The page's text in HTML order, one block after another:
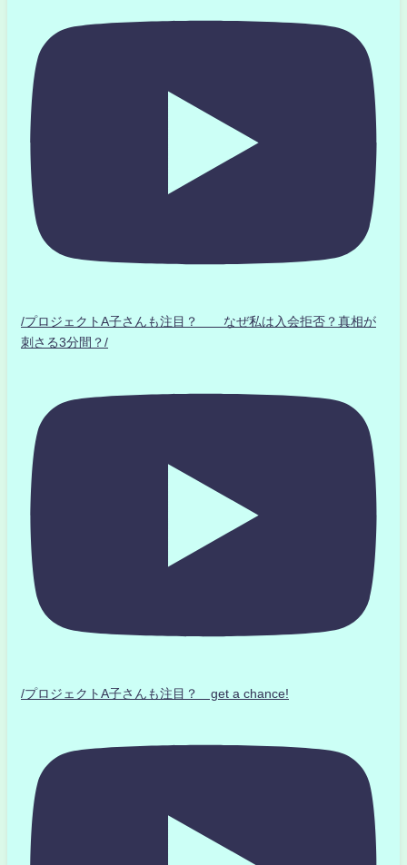
/プロジェクトA子さんも注目？ なぜ私は入会拒否？真相が
刺さる3分間？/
/プロジェクトA子さんも注目？ get a chance!